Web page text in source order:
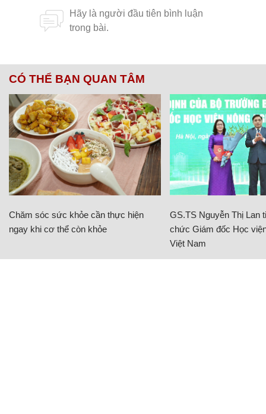
CÓ THỂ BẠN QUAN TÂM
Chăm sóc sức khỏe cần thực hiện
ngay khi cơ thể còn khỏe
GS.TS Nguyễn Thị Lan
chức Giám đốc Học
Việt Nam